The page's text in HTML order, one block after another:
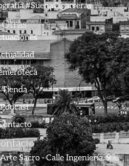
#SuenaCigarreras
Otras
Tienda
Podcast
Sacro · Calle Ingeniería, 9 ·